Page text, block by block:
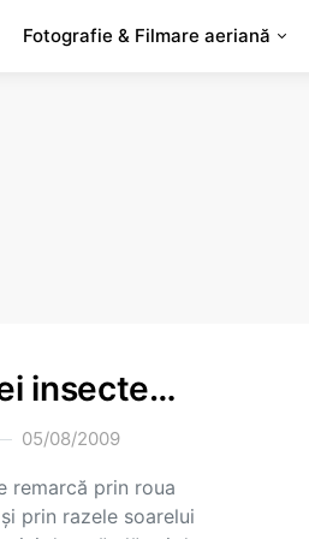
Fotografie & Filmare aeriană
insecte…
05/08/2009
remarcă prin roua
prin razele soarelui